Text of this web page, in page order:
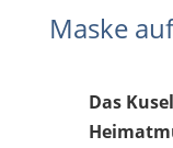
Maske
Das